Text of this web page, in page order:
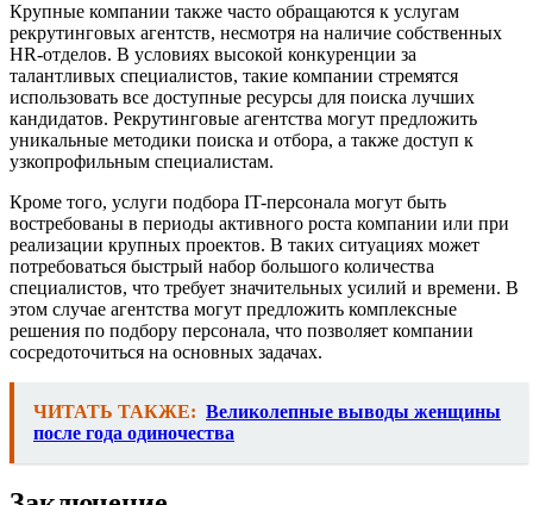
Крупные компании также часто обращаются к услугам
рекрутинговых агентств, несмотря на наличие собственных
HR-отделов. В условиях высокой конкуренции за
талантливых специалистов, такие компании стремятся
использовать все доступные ресурсы для поиска лучших
кандидатов. Рекрутинговые агентства могут предложить
уникальные методики поиска и отбора, а также доступ к
узкопрофильным специалистам.
Кроме того, услуги подбора IT-персонала могут быть
востребованы в периоды активного роста компании или при
реализации крупных проектов. В таких ситуациях может
потребоваться быстрый набор большого количества
специалистов, что требует значительных усилий и времени. В
этом случае агентства могут предложить комплексные
решения по подбору персонала, что позволяет компании
сосредоточиться на основных задачах.
ЧИТАТЬ ТАКЖЕ: Великолепные выводы женщины
после года одиночества